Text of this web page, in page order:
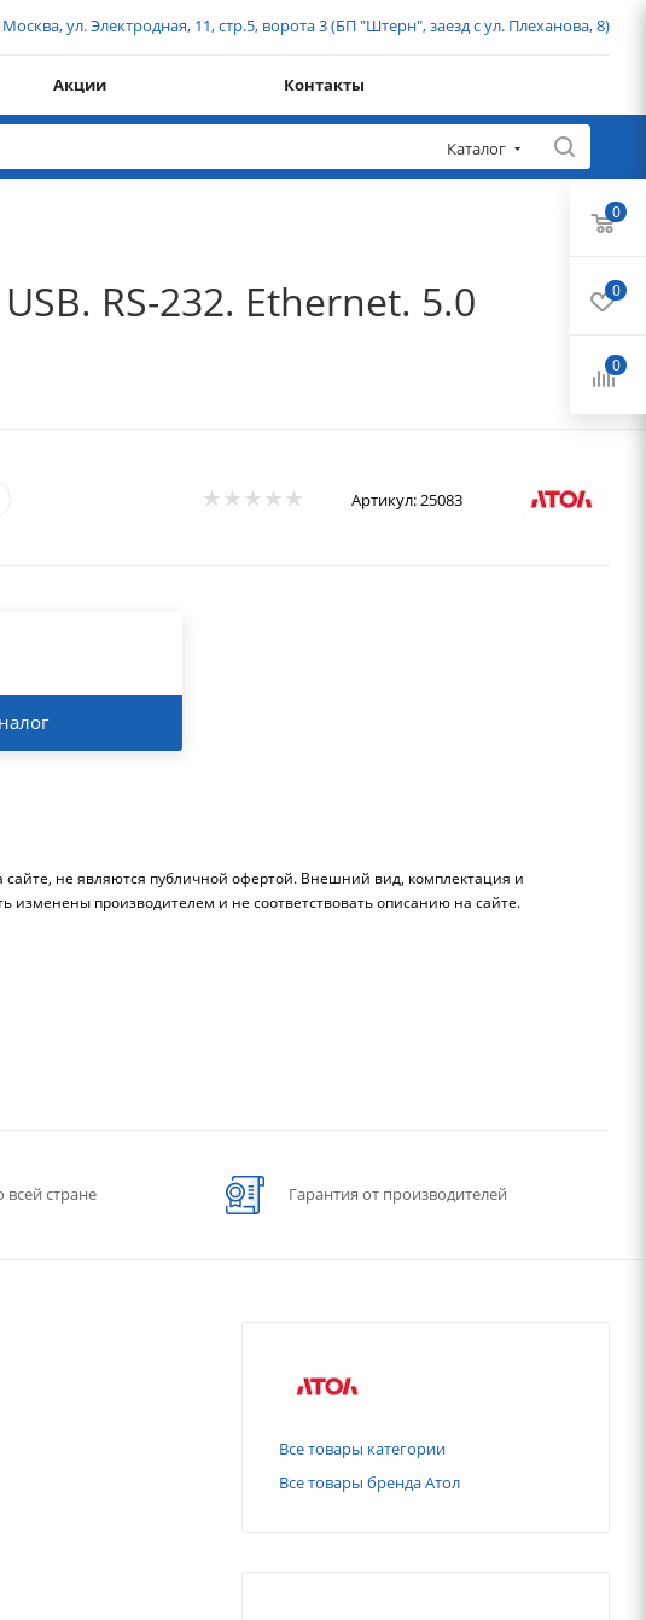
Москва, ул. Электродная, 11, стр.5, ворота 3 (БП "Штерн", заезд с ул. Плеханова, 8)
Акции Контакты
Каталог
RS-232. Ethernet. 5.0
Артикул:25083
не являются публичной офертой. Внешний вид, комплектация и
изменены производителем и не соответствовать описанию на сайте.
всей стране Гарантия от производителей
Все товары категории
Все товары бренда Атол
0
0
0